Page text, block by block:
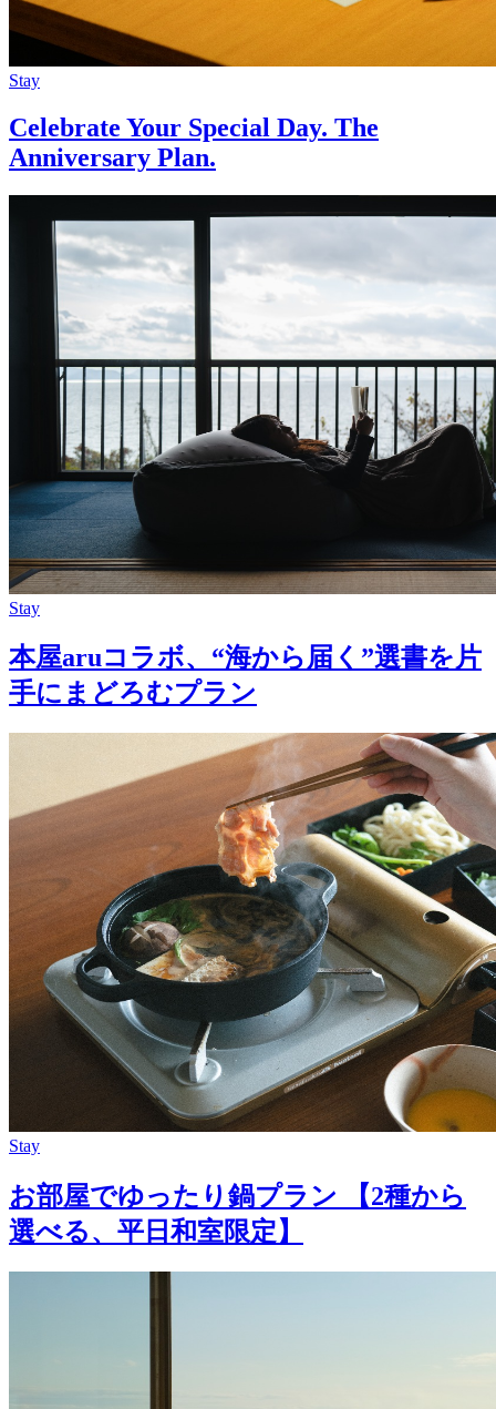
Stay
Celebrate Your Special Day. The
Anniversary Plan.
Stay
本屋aruコラボ、“海から届く”選書を片
手にまどろむプラン
Stay
お部屋でゆったり鍋プラン 【2種から
選べる、平日和室限定】